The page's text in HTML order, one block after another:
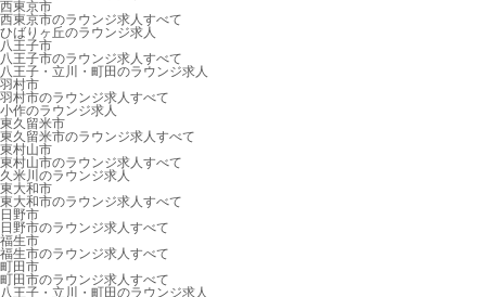
西東京市
西東京市のラウンジ求人すべて
ひばりヶ丘のラウンジ求人
八王子市
八王子市のラウンジ求人すべて
八王子・立川・町田のラウンジ求人
羽村市
羽村市のラウンジ求人すべて
小作のラウンジ求人
東久留米市
東久留米市のラウンジ求人すべて
東村山市
東村山市のラウンジ求人すべて
久米川のラウンジ求人
東大和市
東大和市のラウンジ求人すべて
日野市
日野市のラウンジ求人すべて
福生市
福生市のラウンジ求人すべて
町田市
町田市のラウンジ求人すべて
八王子・立川・町田のラウンジ求人